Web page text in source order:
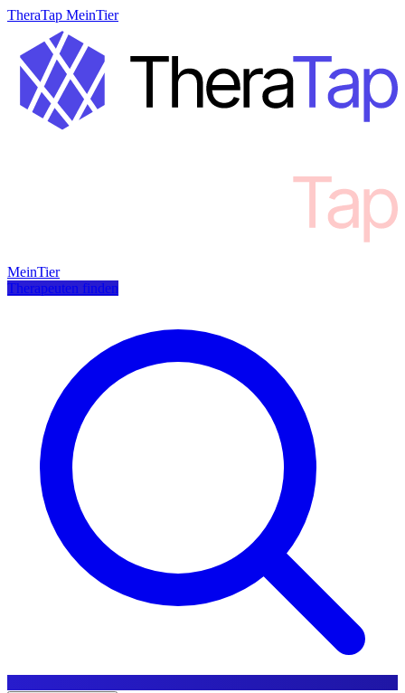
TheraTap MeinTier
MeinTier
Therapeuten finden